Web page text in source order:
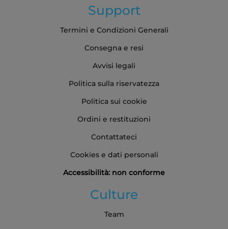
Support
Termini e Condizioni Generali
Consegna e resi
Avvisi legali
Politica sulla riservatezza
Politica sui cookie
Ordini e restituzioni
Contattateci
Cookies e dati personali
Accessibilità: non conforme
Culture
Team